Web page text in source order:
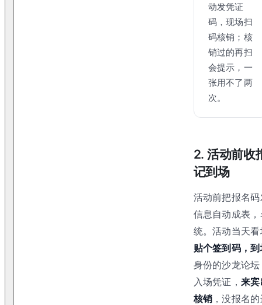
动发凭证
码，现场扫
码核销；核
销过的再扫
会提示，一
张用不了两
次。
2. 活动前收
记到场
活动前把报名
信息自动成表
统。活动当天
贴个签到码，
身份的沙龙论
入场凭证，来
核销 ，没报名